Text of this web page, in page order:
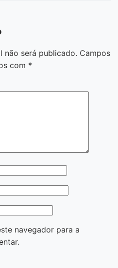
não será publicado. Campos
com *
navegador para a